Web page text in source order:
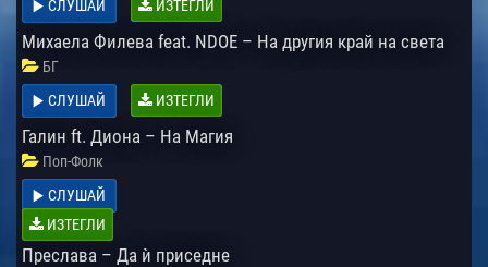
СЛУШАЙ
ИЗТЕГЛИ
Михаела Филева feat. NDOE – На другия край на света
БГ
СЛУШАЙ
ИЗТЕГЛИ
Галин ft. Диона – На Магия
Поп-Фолк
СЛУШАЙ
ИЗТЕГЛИ
Преслава – Да ѝ приседне